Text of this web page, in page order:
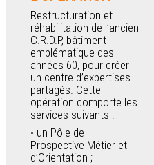
Restructuration et
réhabilitation de l’ancien
C.R.D.P, bâtiment
emblématique des
années 60, pour créer
un centre d’expertises
partagés. Cette
opération comporte les
services suivants :
un Pôle de
Prospective Métier et
d’Orientation ;